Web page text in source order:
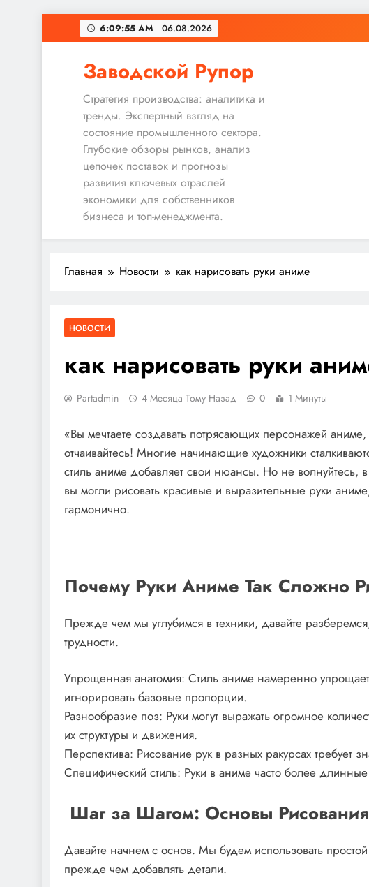
Перейти
к
6:09:56 AM 06.08.2026
Заводской Рупор
Стратегия производства: аналитика и
тренды. Экспертный взгляд на
состояние промышленного сектора.
Глубокие обзоры рынков, анализ
цепочек поставок и прогнозы
развития ключевых отраслей
экономики для собственников
бизнеса и топ-менеджмента.
Главная Новости как нарисовать руки аниме
НОВОСТИ
как нарисовать руки
Partadmin 4 Месяца Тому Назад 0 1 Минуты
«Вы мечтаете создавать потрясающих персонажей
отчаивайтесь! Многие начинающие художники
стиль аниме добавляет свои нюансы. Но не волнуйтесь, в
вы могли рисовать красивые и выразительные руки
гармонично.
Почему Руки Аниме Так Сложно
Прежде чем мы углубимся в техники, давайте
трудности.
Упрощенная анатомия: Стиль аниме намеренно
игнорировать базовые пропорции.
Разнообразие поз: Руки могут выражать огромное
их структуры и движения.
Перспектива: Рисование рук в разных ракурсах требует
Специфический стиль: Руки в аниме часто более
Шаг за Шагом: Основы
Давайте начнем с основ. Мы будем использовать
прежде чем добавлять детали.